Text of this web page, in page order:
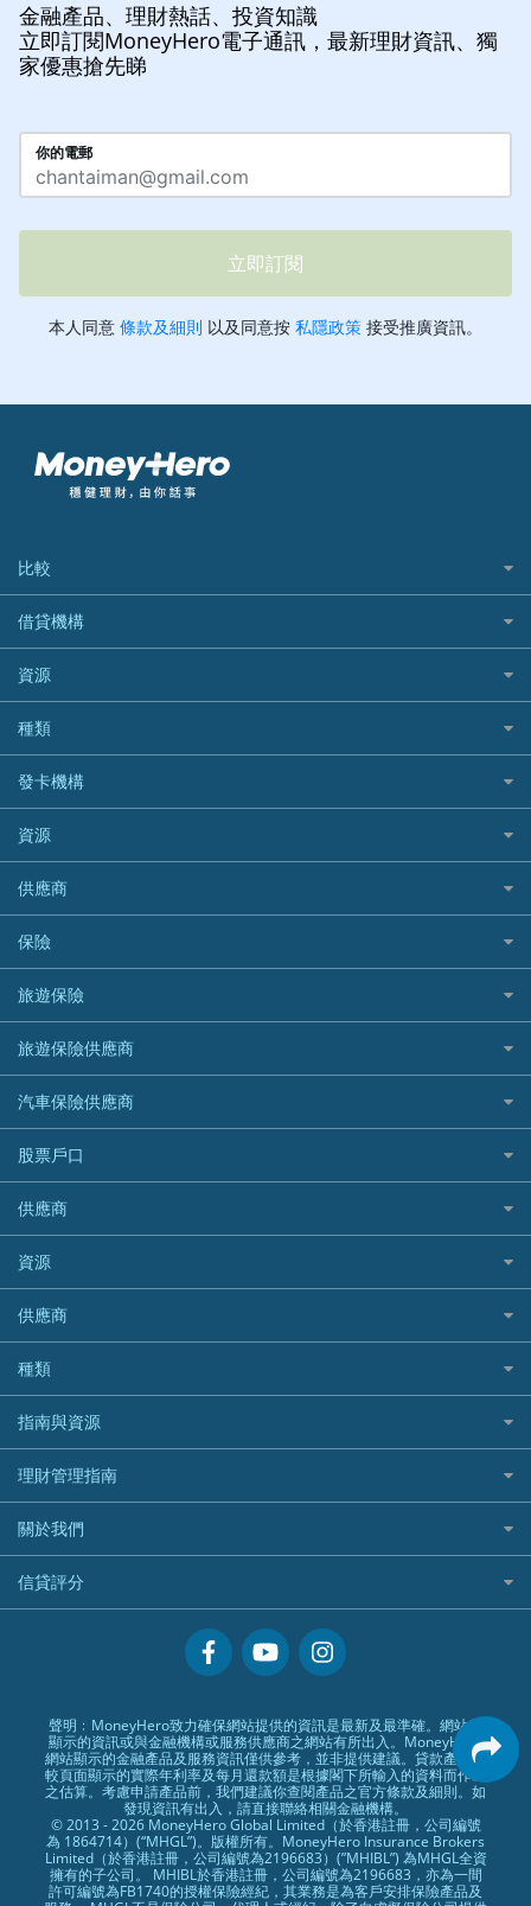
金融產品、理財熱話、投資知識
立即訂閱MoneyHero電子通訊，最新理財資訊、獨
家優惠搶先睇
比較
私人貸款比較
稅季/稅務貸款
網上貸款
結餘轉戶(清卡數貸款)
銀行貸款
財務公司貸款
免入息貸款
免TU貸款
急借錢
緊急貸款比較
最佳小額貸款比較
易批必批貸款
24小時貸款
最佳循環貸款
借貸機構
BEA 東亞銀行
BOC 中國銀行
Cashing Pro 優尚信貸
CCB(Asia) 中國建設銀行 (亞洲)
Citibank 花旗銀行
CNCBI 信銀國際
CreFIT 維信
DBS 星展銀行
DSB 大新銀行
HSBC 滙豐銀行貸款
K Cash 貸款
Mox 銀行
National Resources 中潤物業按揭
OCBC 華僑銀行
PrimeCredit 安信信貸
Promise 邦民日本財務
Rabbit Credit月兔信貸
Standard Chartered 渣打銀行
UA 亞洲聯合財務
WeLab Bank
WeLend 貸款
資源
如何申請個人貸款
如何管理個人貸款
個人貸款有用資訊
清卡數貸款教學
循環貸款教學
個人化貸款產品推介 🔥全新
債務重組一覽
供樓利息扣稅
最佳貸款app
種類
網購優惠
精選外幣網購信用卡
尊尚信用卡
公司信用卡
電子錢包信用卡
日本遊信用卡攻略
韓國遊信用卡攻略
台灣遊信用卡攻略
機場貴賓室信用卡
銀聯信用卡
高獎賞信用卡推薦
酒店信用卡
發卡機構
Citibank花旗銀行
AE美國運通
DBS星展銀行
HSBC滙豐銀行
Mox
信銀國際
大新銀行
恒生銀行
Standard Chartered渣打銀行
東亞銀行
SIM
Airwallex信用卡
資源
Black Friday優惠
淘寶付款方式
一田購物優惠日
SOGO感謝祭
HKTVmall優惠碼
交稅優惠
酒店優惠碼
機票優惠碼
供應商
八達通自動增值信用卡
保險
旅遊保險
汽車保險
家居保險
家傭保險
寵物保險
定期人壽保險
危疾保險
年金資訊
樓宇火險
旅遊保險
日本旅遊保險及資訊
泰國旅遊保險及資訊
台灣旅遊保險及資訊
韓國旅遊保險及資訊
歐洲旅遊保險及資訊
越南旅遊保險及資訊
澳洲旅遊保險及資訊
長者嘆世界
家庭親子遊
自駕遊比較
相機有得保
專為孕婦設計的最佳旅遊保險
最佳滑雪旅遊保險
最適合BB的旅遊保險
旅遊保險供應商
AXA 安盛
AIG 美亞
Allianz 安聯
Allied World 世聯
Avo
中國銀行
Bolttech 保特
Blue Cross 藍十字
中國平安
HSBC滙豐銀行
MSIG 三井住友
Prudential 保誠
QBE 昆士蘭
Starr
汽車保險供應商
大新汽車保險
中銀汽車保險
Allianz安聯汽車保險
bolttech保障汽車保險
Zurich蘇黎世汽車保險
QBE昆士蘭汽車保險
平安汽車保險
股票戶口
富途證券
IB盈透證券
老虎證券
uSMART 盈立證券
華盛証券
長橋證券
WeBull微牛證券
漲樂全球通｜華泰國際
OSL
供應商
富途牛牛好唔好？
Webull微牛證券好唔好？
Longbridge長橋證券好唔好？
老虎證券好唔好？
華盛証券好唔好？
漲樂全球通好唔好？
IB盈透證券好唔好？
盈立證券 uSMART 好唔好？
Stashaway好唔好？
資源
股票戶口開戶
證券行邊間好？
港股5隻高息ETF精選
什麼是ETF？
香港30大高息股排行
黃金ETF懶人包
最值得注意的比特幣ETF
選股策略：五步調查攻略
供應商
銀行戶口比較
尊尚銀行戶口
Citi Plus
中信銀行inMotion
Airwallex銀行
種類
定期存款
港元定存
人民幣定存
美元定存
英鎊定存
澳元定存
指南與資源
理財資訊
識慳識賺
債務管理
投資理財
置業安居
專欄文章
理財管理指南
常用相關詞彙
MoneyHero電子報
所有合作銀行或機構
關於我們
服務承諾
網上支援
常見問題
條款及細則
編輯守則
廣告合作
廣告政策
私隱政策
信貸評分
聲明﹕MoneyHero致力確保網站提供的資訊是最新及最準確。網站所
顯示的資訊或與金融機構或服務供應商之網站有所出入。MoneyHero
網站顯示的金融產品及服務資訊僅供參考，並非提供建議。貸款產品比
較頁面顯示的實際年利率及每月還款額是根據閣下所輸入的資料而作出
之估算。考慮申請產品前，我們建議你查閱產品之官方條款及細則。如
發現資訊有出入，請直接聯絡相關金融機構。
© 2013 - 2026 MoneyHero Global Limited（於香港註冊，公司編號
為 1864714）(“MHGL”)。版權所有。MoneyHero Insurance Brokers
Limited（於香港註冊，公司編號為2196683）(”MHIBL”) 為MHGL全資
擁有的子公司。 MHIBL於香港註冊，公司編號為2196683，亦為一間
許可編號為FB1740的授權保險經紀，其業務是為客戶安排保險產品及